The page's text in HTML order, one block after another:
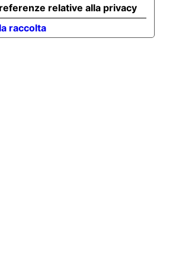
raccolta
relative alla privacy